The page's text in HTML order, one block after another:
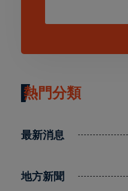
熱門分類
最新消息
地方新聞